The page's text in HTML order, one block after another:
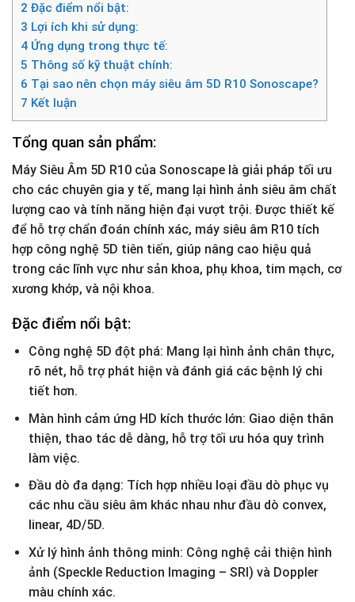
2 Đặc điểm nổi bật:
3 Lợi ích khi sử dụng:
4 Ứng dụng trong thực tế:
5 Thông số kỹ thuật chính:
6 Tại sao nên chọn máy siêu âm 5D R10 Sonoscape?
7 Kết luận
Tổng quan sản phẩm:
Máy Siêu Âm 5D R10 của Sonoscape là giải pháp tối ưu
cho các chuyên gia y tế, mang lại hình ảnh siêu âm chất
lượng cao và tính năng hiện đại vượt trội. Được thiết kế
để hỗ trợ chẩn đoán chính xác, máy siêu âm R10 tích
hợp công nghệ 5D tiên tiến, giúp nâng cao hiệu quả
trong các lĩnh vực như sản khoa, phụ khoa, tim mạch, cơ
xương khớp, và nội khoa.
Đặc điểm nổi bật:
Công nghệ 5D đột phá: Mang lại hình ảnh chân thực,
rõ nét, hỗ trợ phát hiện và đánh giá các bệnh lý chi
tiết hơn.
Màn hình cảm ứng HD kích thước lớn: Giao diện thân
thiện, thao tác dễ dàng, hỗ trợ tối ưu hóa quy trình
làm việc.
Đầu dò đa dạng: Tích hợp nhiều loại đầu dò phục vụ
các nhu cầu siêu âm khác nhau như đầu dò convex,
linear, 4D/5D.
Xử lý hình ảnh thông minh: Công nghệ cải thiện hình
ảnh (Speckle Reduction Imaging – SRI) và Doppler
màu chính xác.